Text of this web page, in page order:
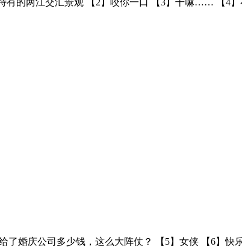
了婚庆公司多少钱，这么大阵仗？ 【5】女侠 【6】​